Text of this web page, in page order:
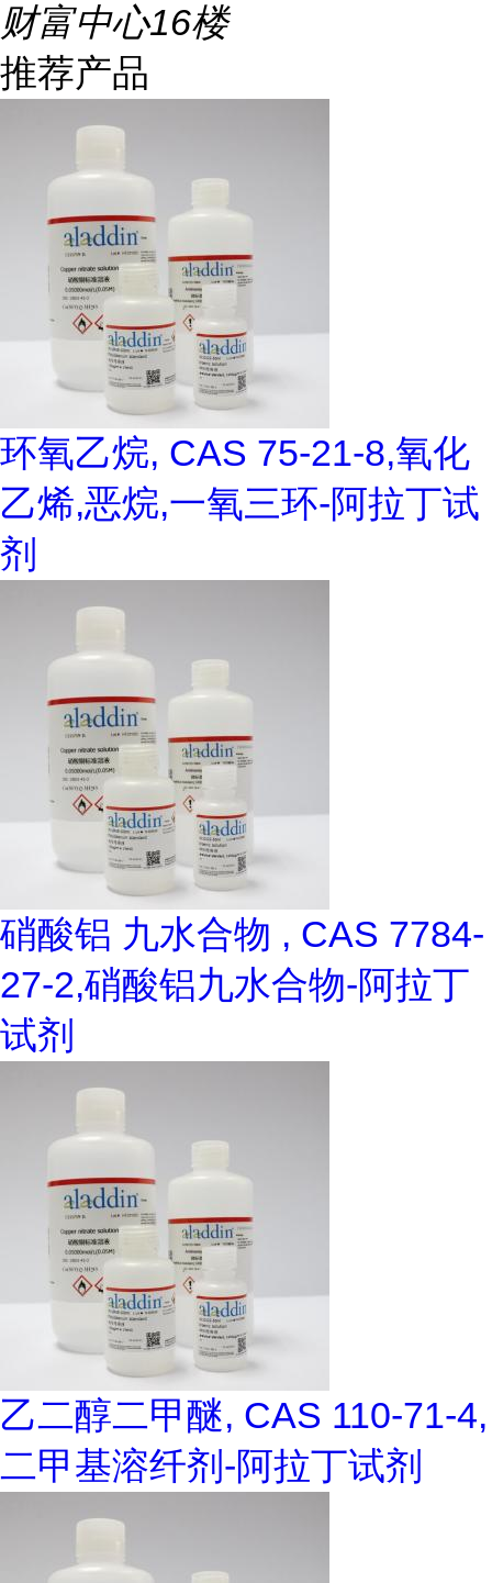
财富中心16楼
推荐产品
环氧乙烷, CAS 75-21-8,氧化
乙烯,恶烷,一氧三环-阿拉丁试
剂
硝酸铝 九水合物 , CAS 7784-
27-2,硝酸铝九水合物-阿拉丁
试剂
乙二醇二甲醚, CAS 110-71-4,
二甲基溶纤剂-阿拉丁试剂